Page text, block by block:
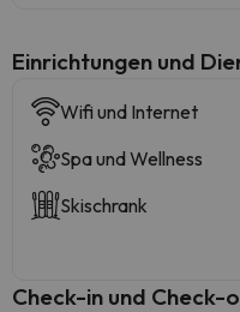
​Einrichtungen und
Wifi und Internet
Spa und Wellness
Skischrank
Check-in und Check-